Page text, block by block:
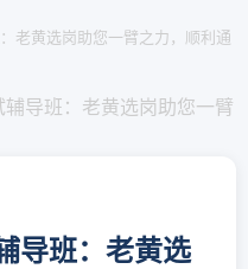
老黄选岗助您一臂之力，顺利通
导班：老黄选岗助您一臂
导班：老黄选